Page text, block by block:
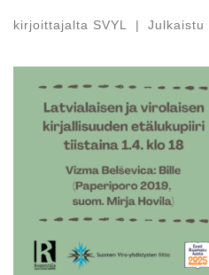
kirjoittajalta SVYL | Julkaistu